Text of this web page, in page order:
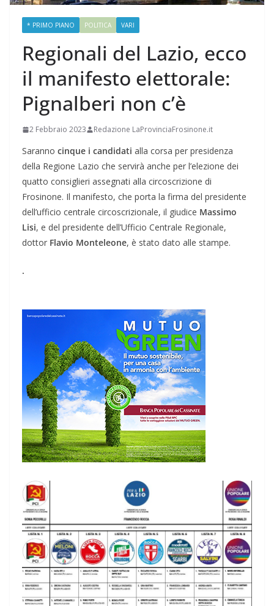
* PRIMO PIANO POLITICA VARI
Regionali del Lazio, ecco
il manifesto elettorale:
Pignalberi non c’è
2 Febbraio 2023 Redazione LaProvinciaFrosinone.it
Saranno cinque i candidati alla corsa per presidenza
della Regione Lazio che servirà anche per l’elezione dei
quatto consiglieri assegnati alla circoscrizione di
Frosinone. Il manifesto, che porta la firma del presidente
dell’ufficio centrale circoscrizionale, il giudice Massimo
Lisi, e del presidente dell’Ufficio Centrale Regionale,
dottor Flavio Monteleone, è stato dato alle stampe.
.